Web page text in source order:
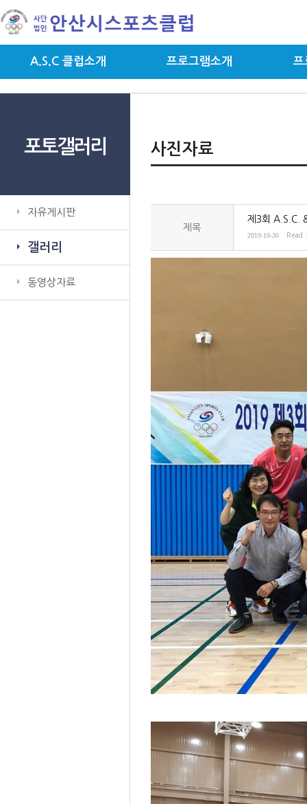
A.S.C 클럽소개 프로그램소개 프
포토갤러리
자유게시판
갤러리
동영상자료
사진자료
제목
제3회 A.S.C.
2019-10-30 Read